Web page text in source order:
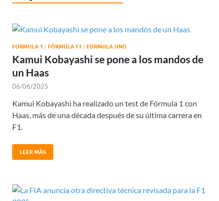
FORMULA 1 / FÓRMULA F1 / FORMULA UNO
Kamui Kobayashi se pone a los mandos de
un Haas
06/06/2025
Kamui Kobayashi ha realizado un test de Fórmula 1 con
Haas, más de una década después de su última carrera en
F1.
LEER MÁS